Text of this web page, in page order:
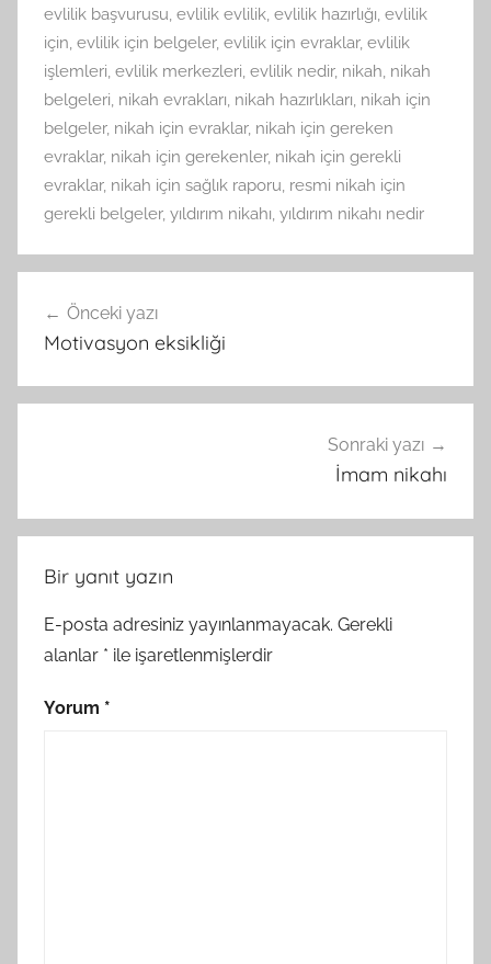
evlilik başvurusu, evlilik evlilik, evlilik hazırlığı, evlilik
için, evlilik için belgeler, evlilik için evraklar, evlilik
işlemleri, evlilik merkezleri, evlilik nedir, nikah, nikah
belgeleri, nikah evrakları, nikah hazırlıkları, nikah için
belgeler, nikah için evraklar, nikah için gereken
evraklar, nikah için gerekenler, nikah için gerekli
evraklar, nikah için sağlık raporu, resmi nikah için
gerekli belgeler, yıldırım nikahı, yıldırım nikahı nedir
gezinmesi
Önceki yazı
Motivasyon eksikliği
Sonraki yazı
İmam nikahı
Bir yanıt yazın
E-posta adresiniz yayınlanmayacak. Gerekli
alanlar * ile işaretlenmişlerdir
Yorum *